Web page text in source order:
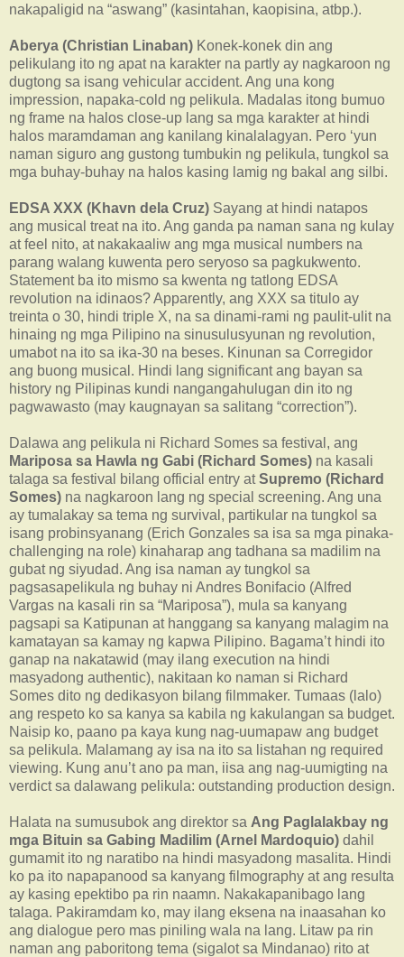
nakapaligid na “aswang” (kasintahan, kaopisina, atbp.).
Aberya (Christian Linaban) Konek-konek din ang
pelikulang ito ng apat na karakter na partly ay nagkaroon ng
dugtong sa isang vehicular accident. Ang una kong
impression, napaka-cold ng pelikula. Madalas itong bumuo
ng frame na halos close-up lang sa mga karakter at hindi
halos maramdaman ang kanilang kinalalagyan. Pero ‘yun
naman siguro ang gustong tumbukin ng pelikula, tungkol sa
mga buhay-buhay na halos kasing lamig ng bakal ang silbi.
EDSA XXX (Khavn dela Cruz) Sayang at hindi natapos
ang musical treat na ito. Ang ganda pa naman sana ng kulay
at feel nito, at nakakaaliw ang mga musical numbers na
parang walang kuwenta pero seryoso sa pagkukwento.
Statement ba ito mismo sa kwenta ng tatlong EDSA
revolution na idinaos? Apparently, ang XXX sa titulo ay
treinta o 30, hindi triple X, na sa dinami-rami ng paulit-ulit na
hinaing ng mga Pilipino na sinusulusyunan ng revolution,
umabot na ito sa ika-30 na beses. Kinunan sa Corregidor
ang buong musical. Hindi lang significant ang bayan sa
history ng Pilipinas kundi nangangahulugan din ito ng
pagwawasto (may kaugnayan sa salitang “correction”).
Dalawa ang pelikula ni Richard Somes sa festival, ang
Mariposa sa Hawla ng Gabi (Richard Somes) na kasali
talaga sa festival bilang official entry atSupremo (Richard
Somes) na nagkaroon lang ng special screening. Ang una
ay tumalakay sa tema ng survival, partikular na tungkol sa
isang probinsyanang (Erich Gonzales sa isa sa mga pinaka-
challenging na role) kinaharap ang tadhana sa madilim na
gubat ng siyudad. Ang isa naman ay tungkol sa
pagsasapelikula ng buhay ni Andres Bonifacio (Alfred
Vargas na kasali rin sa “Mariposa”), mula sa kanyang
pagsapi sa Katipunan at hanggang sa kanyang malagim na
kamatayan sa kamay ng kapwa Pilipino. Bagama’t hindi ito
ganap na nakatawid (may ilang execution na hindi
masyadong authentic), nakitaan ko naman si Richard
Somes dito ng dedikasyon bilang filmmaker. Tumaas (lalo)
ang respeto ko sa kanya sa kabila ng kakulangan sa budget.
Naisip ko, paano pa kaya kung nag-uumapaw ang budget
sa pelikula. Malamang ay isa na ito sa listahan ng required
viewing. Kung anu’t ano pa man, iisa ang nag-uumigting na
verdict sa dalawang pelikula: outstanding production design.
Halata na sumusubok ang direktor sa Ang Paglalakbay ng
mga Bituin sa Gabing Madilim (Arnel Mardoquio) dahil
gumamit ito ng naratibo na hindi masyadong masalita. Hindi
ko pa ito napapanood sa kanyang filmography at ang resulta
ay kasing epektibo pa rin naamn. Nakakapanibago lang
talaga. Pakiramdam ko, may ilang eksena na inaasahan ko
ang dialogue pero mas piniling wala na lang. Litaw pa rin
naman ang paboritong tema (sigalot sa Mindanao) rito at